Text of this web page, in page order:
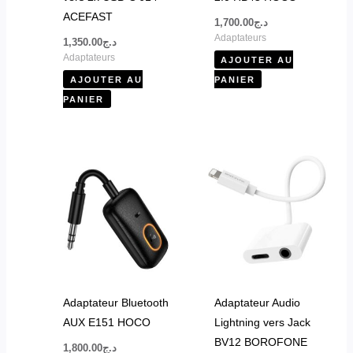
ACEFAST
د.ج1,350.00
Adaptateurs
AJOUTER AU
PANIER
د.ج1,700.00
Adaptateurs
AJOUTER AU
PANIER
Adaptateur Bluetooth
AUX E151 HOCO
د.ج1,800.00
Adaptateur Audio
Lightning vers Jack
BV12 BOROFONE